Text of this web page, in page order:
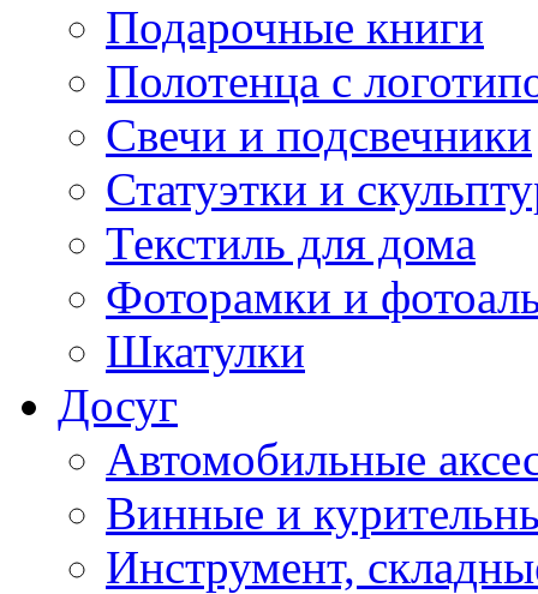
Подарочные книги
Полотенца с
Свечи и подсвечники
Статуэтки и
Текстиль для дома
Фоторамки и
Шкатулки
Досуг
Автомобильные
Винные и
Инструмент,